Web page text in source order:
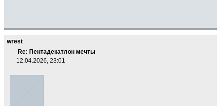
wrest
Re: Пентадекатлон мечты
12.04.2026, 23:01